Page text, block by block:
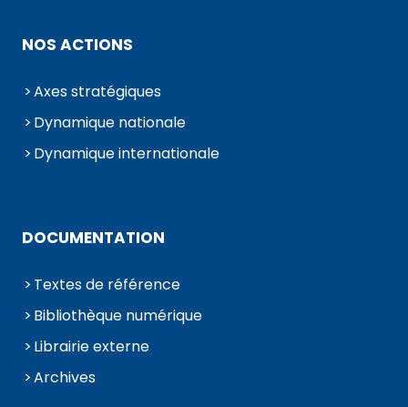
NOS ACTIONS
Axes stratégiques
Dynamique nationale
Dynamique internationale
DOCUMENTATION
Textes de référence
Bibliothèque numérique
Librairie externe
Archives